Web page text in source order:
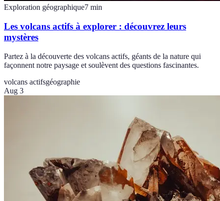
Exploration géographique7 min
Les volcans actifs à explorer : découvrez leurs
mystères
Partez à la découverte des volcans actifs, géants de la nature qui
façonnent notre paysage et soulèvent des questions fascinantes.
volcans actifsgéographie
Aug 3